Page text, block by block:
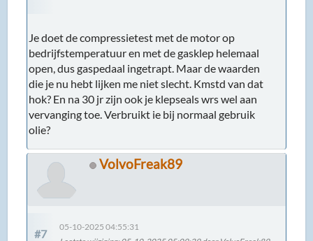
Je doet de compressietest met de motor op
bedrijfstemperatuur en met de gasklep helemaal
open, dus gaspedaal ingetrapt. Maar de waarden
die je nu hebt lijken me niet slecht. Kmstd van dat
hok? En na 30 jr zijn ook je klepseals wrs wel aan
vervanging toe. Verbruikt ie bij normaal gebruik
olie?
VolvoFreak89
#7
05-10-2025 04:55:31